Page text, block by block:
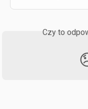
Czy to